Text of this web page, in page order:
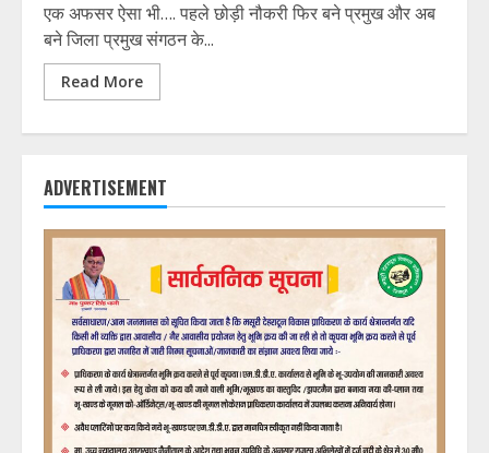
एक अफसर ऐसा भी…. पहले छोड़ी नौकरी फिर बने प्रमुख और अब
बने जिला प्रमुख संगठन के...
Read More
ADVERTISEMENT